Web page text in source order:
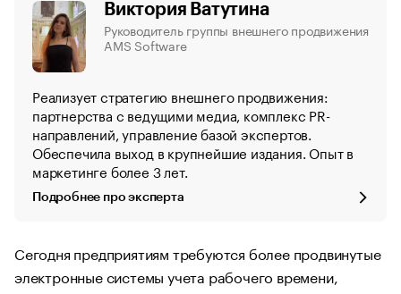
Виктория Ватутина
Руководитель группы внешнего продвижения
AMS Software
Реализует стратегию внешнего продвижения:
партнерства с ведущими медиа, комплекс PR-
направлений, управление базой экспертов.
Обеспечила выход в крупнейшие издания. Опыт в
маркетинге более 3 лет.
Подробнее про эксперта
Сегодня предприятиям требуются более продвинутые
электронные системы учета рабочего времени,